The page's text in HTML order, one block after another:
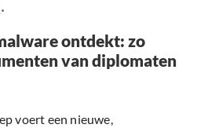
ontdekt: zo
van diplomaten
voert een nieuwe,